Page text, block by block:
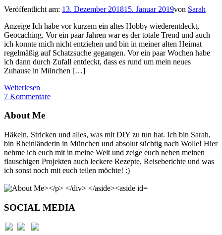
Veröffentlicht am: 13. Dezember 201815. Januar 2019von Sarah
Anzeige Ich habe vor kurzem ein altes Hobby wiederentdeckt,
Geocaching. Vor ein paar Jahren war es der totale Trend und auch
ich konnte mich nicht entziehen und bin in meiner alten Heimat
regelmäßig auf Schatzsuche gegangen. Vor ein paar Wochen habe
ich dann durch Zufall entdeckt, dass es rund um mein neues
Zuhause in München […]
Weiterlesen
7 Kommentare
About Me
Häkeln, Stricken und alles, was mit DIY zu tun hat. Ich bin Sarah,
bin Rheinländerin in München und absolut süchtig nach Wolle! Hier
nehme ich euch mit in meine Welt und zeige euch neben meinen
flauschigen Projekten auch leckere Rezepte, Reiseberichte und was
ich sonst noch mit euch teilen möchte! :)
SOCIAL MEDIA